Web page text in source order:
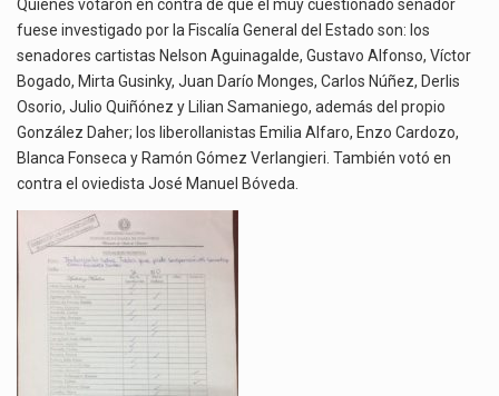
Quienes votaron en contra de que el muy cuestionado senador
fuese investigado por la Fiscalía General del Estado son: los
senadores cartistas Nelson Aguinagalde, Gustavo Alfonso, Víctor
Bogado, Mirta Gusinky, Juan Darío Monges, Carlos Núñez, Derlis
Osorio, Julio Quiñónez y Lilian Samaniego, además del propio
González Daher; los liberollanistas Emilia Alfaro, Enzo Cardozo,
Blanca Fonseca y Ramón Gómez Verlangieri. También votó en
contra el oviedista José Manuel Bóveda.